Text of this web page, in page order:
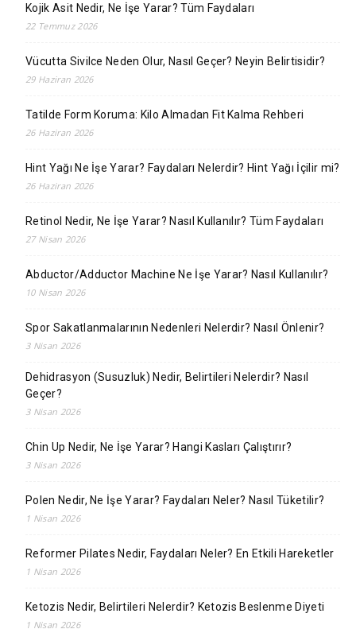
Kojik Asit Nedir, Ne İşe Yarar? Tüm Faydaları
22 Temmuz 2026
Vücutta Sivilce Neden Olur, Nasıl Geçer? Neyin Belirtisidir?
29 Haziran 2026
Tatilde Form Koruma: Kilo Almadan Fit Kalma Rehberi
26 Haziran 2026
Hint Yağı Ne İşe Yarar? Faydaları Nelerdir? Hint Yağı İçilir mi?
26 Haziran 2026
Retinol Nedir, Ne İşe Yarar? Nasıl Kullanılır? Tüm Faydaları
27 Nisan 2026
Abductor/Adductor Machine Ne İşe Yarar? Nasıl Kullanılır?
10 Nisan 2026
Spor Sakatlanmalarının Nedenleri Nelerdir? Nasıl Önlenir?
3 Nisan 2026
Dehidrasyon (Susuzluk) Nedir, Belirtileri Nelerdir? Nasıl
Geçer?
3 Nisan 2026
Chin Up Nedir, Ne İşe Yarar? Hangi Kasları Çalıştırır?
3 Nisan 2026
Polen Nedir, Ne İşe Yarar? Faydaları Neler? Nasıl Tüketilir?
1 Nisan 2026
Reformer Pilates Nedir, Faydaları Neler? En Etkili Hareketler
1 Nisan 2026
Ketozis Nedir, Belirtileri Nelerdir? Ketozis Beslenme Diyeti
1 Nisan 2026